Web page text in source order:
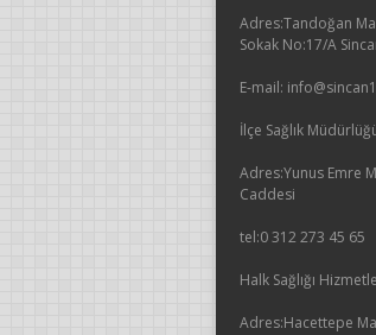
Adres:Tandoğan
Sokak No:17/A
E-mail:
İlçe Sağlık
Adres:Yunus Emre
Caddesi
tel:0 312 273 45 65
Halk Sağlığı
Adres:Hacettepe